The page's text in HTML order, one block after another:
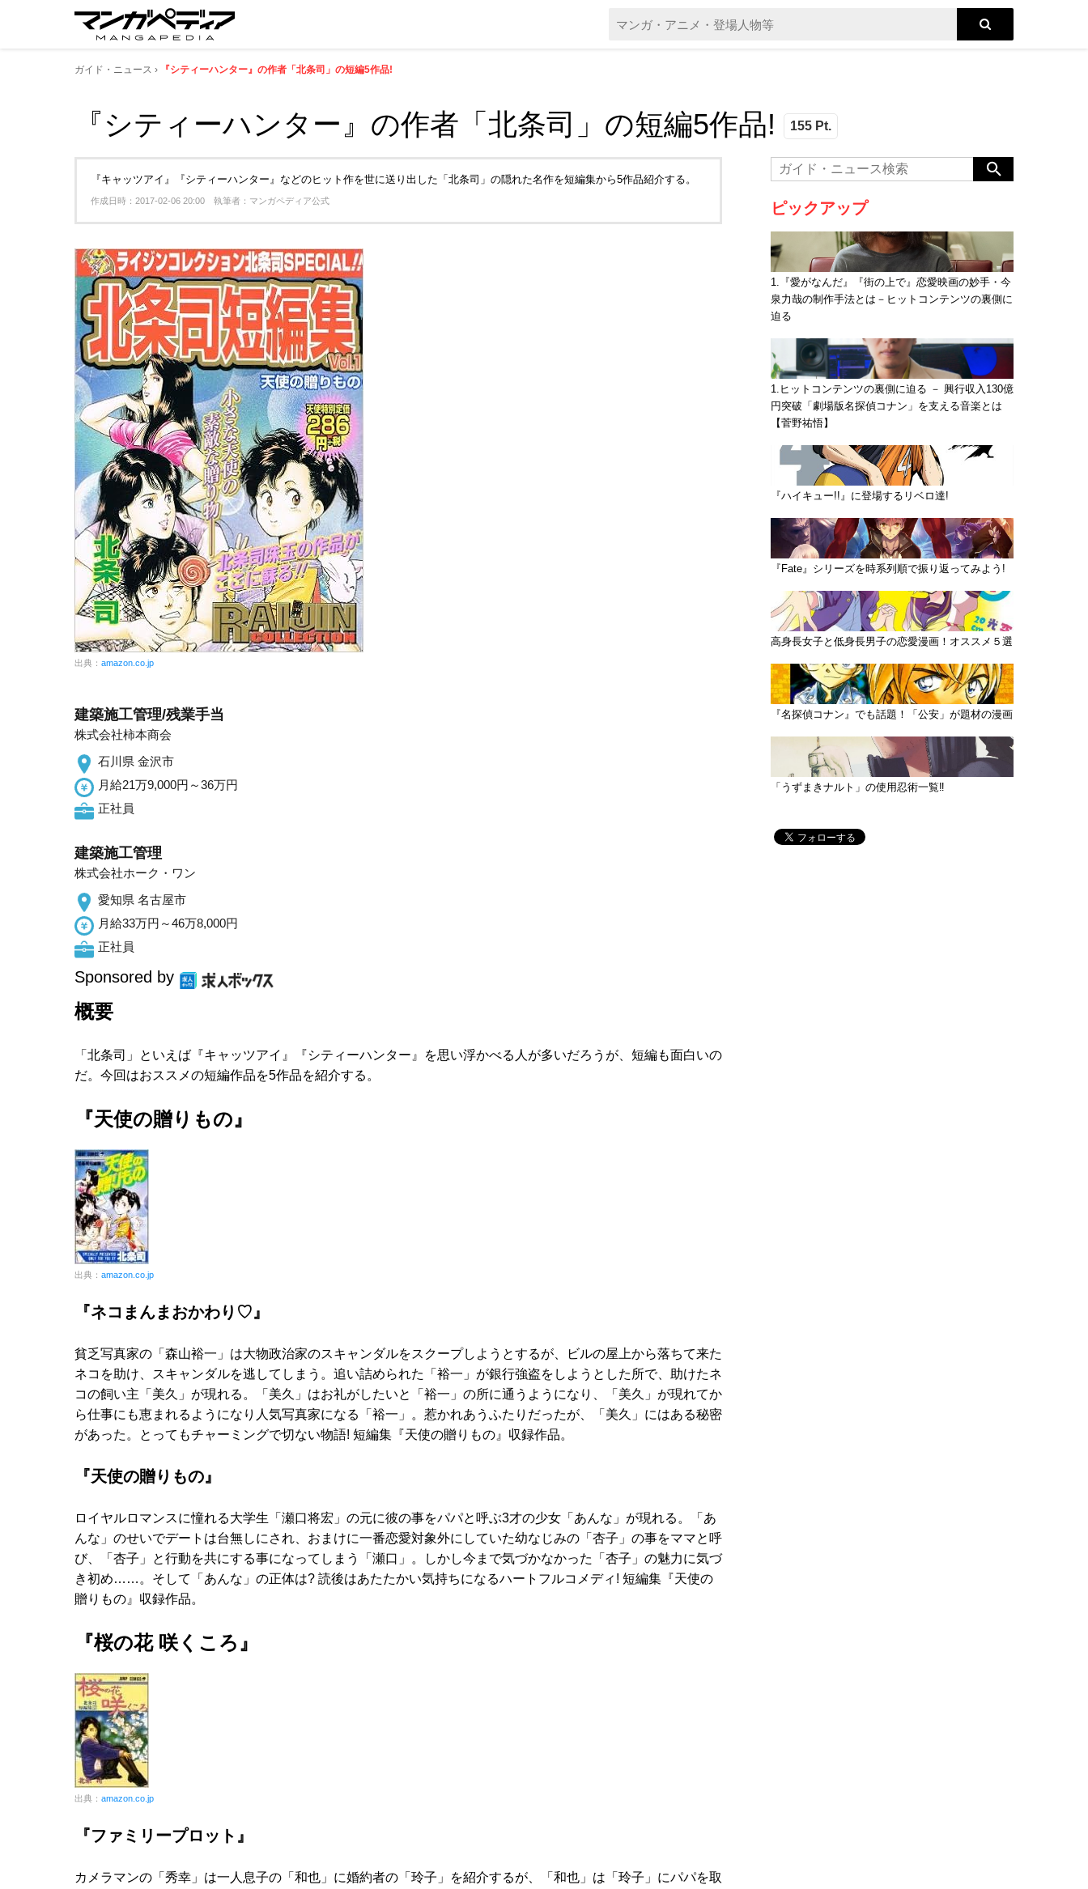
ガイド・ニュース 『シティーハンター』の作者「北条司」の短編5作品!
『シティーハンター』の作者「北条司」の短編5作品! 155 Pt.
『キャッツアイ』『シティーハンター』などのヒット作を世に送り出した「北条司」の隠れた名作を短編集から5作品紹介する。
作成日時：2017-02-06 20:00 執筆者：マンガペディア公式
出典： amazon.co.jp
建築施工管理/残業手当
株式会社柿本商会
石川県 金沢市
月給21万9,000円～36万円
正社員
建築施工管理
株式会社ホーク・ワン
愛知県 名古屋市
月給33万円～46万8,000円
正社員
Sponsored by
概要
「北条司」といえば『キャッツアイ』『シティーハンター』を思い浮かべる人が多いだろうが、短編も面白いの
だ。今回はおススメの短編作品を5作品を紹介する。
『天使の贈りもの』
出典： amazon.co.jp
『ネコまんまおかわり♡』
貧乏写真家の「森山裕一」は大物政治家のスキャンダルをスクープしようとするが、ビルの屋上から落ちて来た
ネコを助け、スキャンダルを逃してしまう。追い詰められた「裕一」が銀行強盗をしようとした所で、助けたネ
コの飼い主「美久」が現れる。「美久」はお礼がしたいと「裕一」の所に通うようになり、「美久」が現れてか
ら仕事にも恵まれるようになり人気写真家になる「裕一」。惹かれあうふたりだったが、「美久」にはある秘密
があった。とってもチャーミングで切ない物語! 短編集『天使の贈りもの』収録作品。
『天使の贈りもの』
ロイヤルロマンスに憧れる大学生「瀬口将宏」の元に彼の事をパパと呼ぶ3才の少女「あんな」が現れる。「あ
んな」のせいでデートは台無しにされ、おまけに一番恋愛対象外にしていた幼なじみの「杏子」の事をママと呼
び、「杏子」と行動を共にする事になってしまう「瀬口」。しかし今まで気づかなかった「杏子」の魅力に気づ
き初め……。そして「あんな」の正体は? 読後はあたたかい気持ちになるハートフルコメディ! 短編集『天使の
贈りもの』収録作品。
『桜の花 咲くころ』
出典： amazon.co.jp
『ファミリープロット』
カメラマンの「秀幸」は一人息子の「和也」に婚約者の「玲子」を紹介するが、「和也」は「玲子」にパパを取
ピックアップ
1.『愛がなんだ』『街の上で』恋愛映画の妙手・今
泉力哉の制作手法とは－ヒットコンテンツの裏側に
迫る
1.ヒットコンテンツの裏側に迫る － 興行収入130億
円突破「劇場版名探偵コナン」を支える音楽とは
【菅野祐悟】
『ハイキュー!!』に登場するリベロ達!
『Fate』シリーズを時系列順で振り返ってみよう!
高身長女子と低身長男子の恋愛漫画！オススメ５選
『名探偵コナン』でも話題！「公安」が題材の漫画
「うずまきナルト」の使用忍術一覧‼